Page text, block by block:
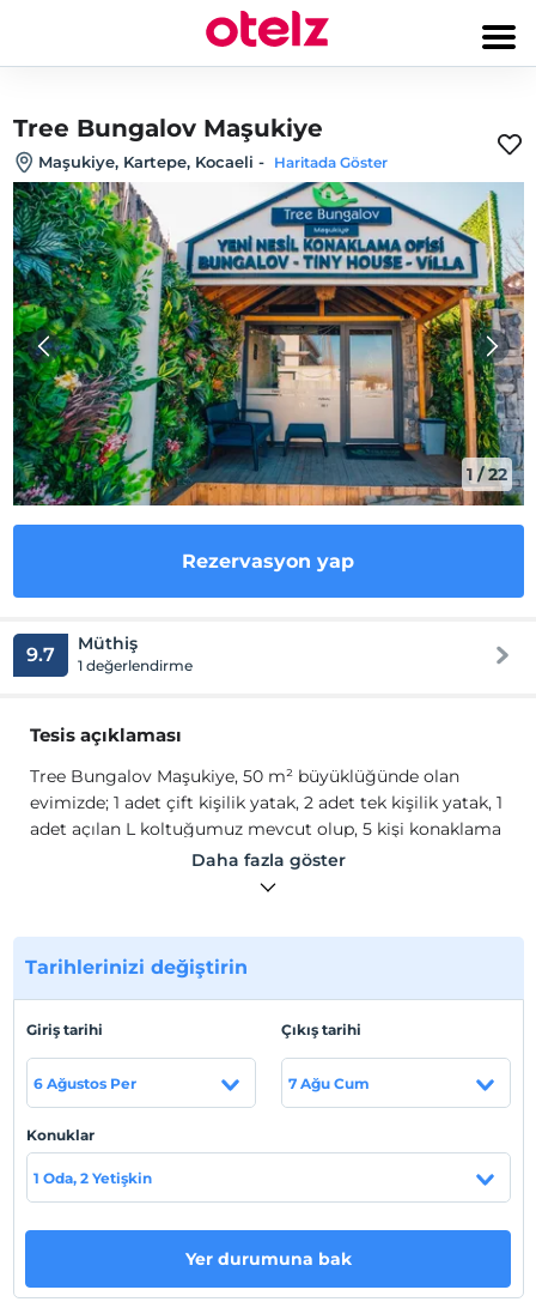
Tree Bungalov Maşukiye
Maşukiye, Kartepe, Kocaeli - Haritada Göster
1 /22
Rezervasyon yap
9.7 Müthiş
1 değerlendirme
Tesis açıklaması
Tree Bungalov Maşukiye, 50 m² büyüklüğünde olan
evimizde; 1 adet çift kişilik yatak, 2 adet tek kişilik yatak, 1
adet açılan L koltuğumuz mevcut olup, 5 kişi konaklama
imkanınız bulunmaktadır.
Tree Bungalov Maşukiye'de, 200 m² bahçe ve 10 m²
mutfak malzemelerimi mevcuttur. 6 kişilik yemek
masamız ile keyifli yemeklerin tadını çıkaracaksınız. TV,
Tesis lokasyon bilgileri
Maşukiye Merkez'de olup, Kartepe Kayak Merkezi'ne 15
otogara 12 km uzaklıktadır.
Haritada Göster
Daha fazla göster
Tarihlerinizi değiştirin
Giriş tarihi
6 Ağustos Per
Çıkış tarihi
7 Ağu Cum
Konuklar
1 Oda, 2 Yetişkin
Yer durumuna bak